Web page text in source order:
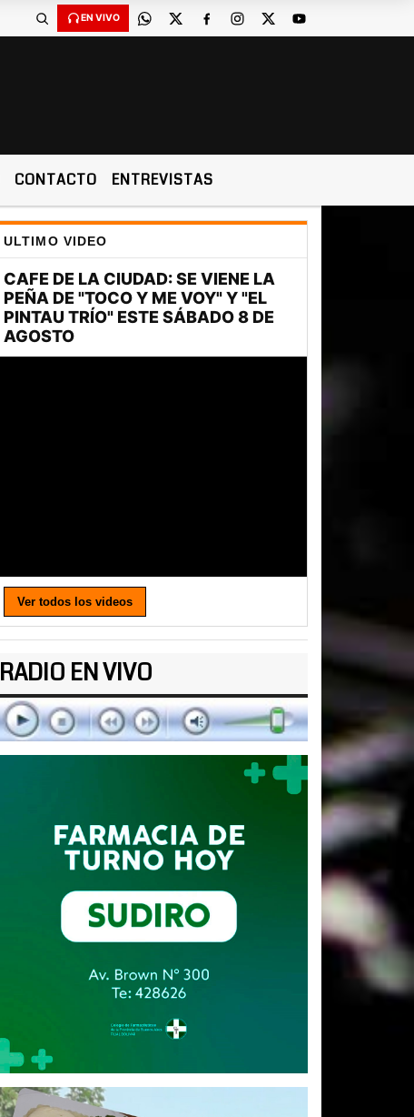
EN VIVO
CONTACTO ENTREVISTAS
ULTIMO VIDEO
Ver todos los videos
RADIO EN VIVO